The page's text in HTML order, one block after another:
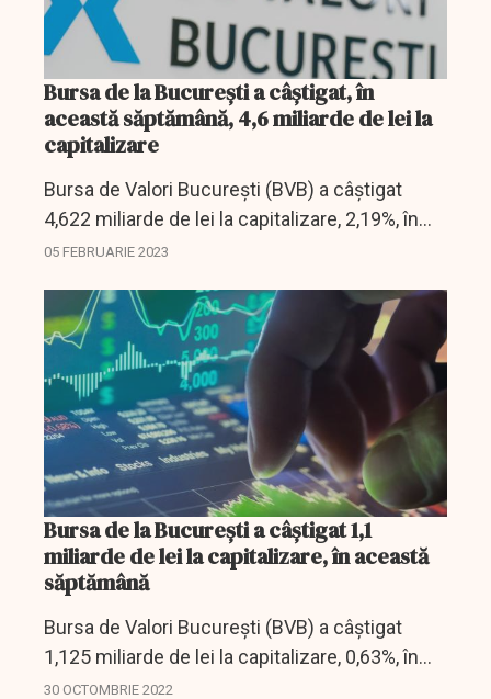
Bursa de la Bucureşti a câştigat, în
această săptămână, 4,6 miliarde de lei la
capitalizare
Bursa de Valori Bucureşti (BVB) a câştigat
4,622 miliarde de lei la capitalizare, 2,19%, în
această săptămână, iar valoarea tranzacţiilor
05 FEBRUARIE 2023
Bursa de la Bucureşti a câştigat 1,1
miliarde de lei la capitalizare, în această
săptămână
Bursa de Valori Bucureşti (BVB) a câştigat
1,125 miliarde de lei la capitalizare, 0,63%, în
această săptămână, iar valoarea tranzacţiilor
30 OCTOMBRIE 2022